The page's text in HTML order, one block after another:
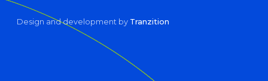
Design and development by Tranzition